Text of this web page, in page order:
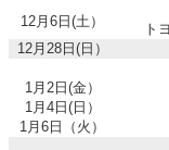
12月6日(土）
ト
12月28日(日）
1月2日(金）
1月4日(日）
1月6日（火）